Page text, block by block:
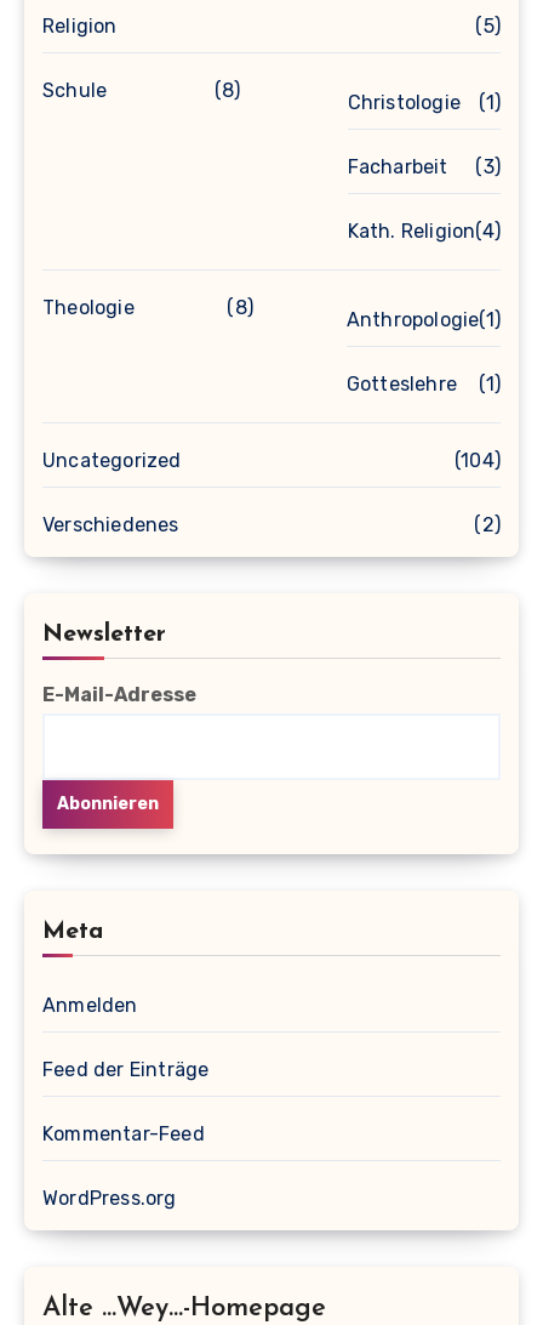
Religion (5)
Schule (8)
Christologie (1)
Facharbeit (3)
Kath. Religion(4)
Theologie (8)
Anthropologie(1)
Gotteslehre (1)
Uncategorized (104)
Verschiedenes (2)
Newsletter
E-Mail-Adresse
Meta
Anmelden
Feed der Einträge
Kommentar-Feed
WordPress.org
Alte …wey…-Homepage